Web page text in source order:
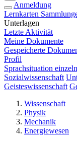
Anmeldung
Lernkarten
Unterlagen
Letzte Aktivität
Meine Dokumente
Gespeicherte
Profil
Sprachsituation
Sozialwissenschaft
Geisteswissenschaft
Wissenschaft
Physik
Mechanik
Energiewesen